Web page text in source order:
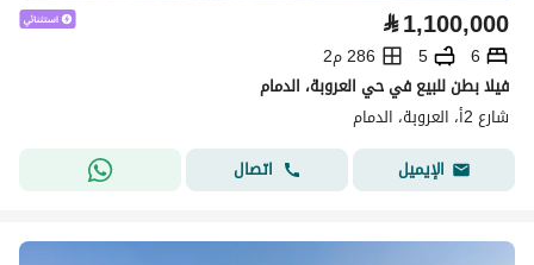
⃁1,100,000
6
5
286 م2
فيلا بطن للبيع في حي العروبة، الدمام
شارع 2أ، العروبة، الدمام
الإيميل
اتصال